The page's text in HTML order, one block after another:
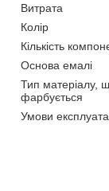
Витрата
Колір
Кількість
Основа емалі
Тип матеріалу,
фарбується
Умови